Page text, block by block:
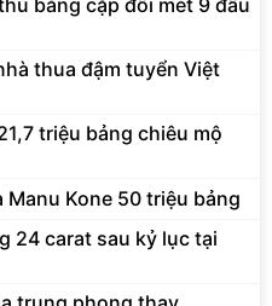
thua đậm tuyển Việt
triệu bảng chiêu mộ
Kone 50 triệu bảng
24 carat sau kỷ lục tại